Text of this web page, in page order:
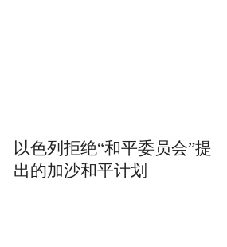
以色列拒绝“和平委员会”提
出的加沙和平计划